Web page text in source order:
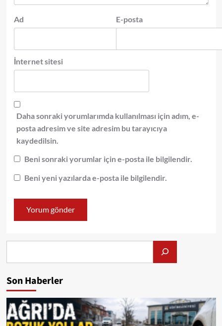
Ad E-posta
İnternet sitesi
Daha sonraki yorumlarımda kullanılması için adım, e-
posta adresim ve site adresim bu tarayıcıya
kaydedilsin.
Beni sonraki yorumlar için e-posta ile bilgilendir.
Beni yeni yazılarda e-posta ile bilgilendir.
Son Haberler